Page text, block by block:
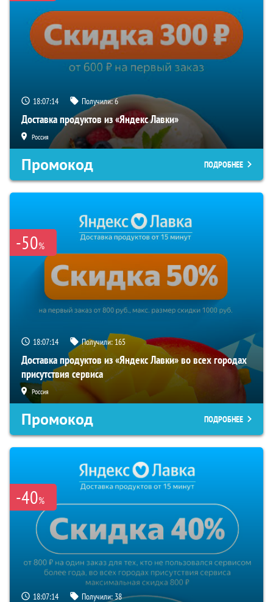
18:07:13 Получили:6
Доставка продуктов из «Яндекс Лавки»
Россия
Промокод ПОДРОБНЕЕ
-50%
18:07:13 Получили: 165
Доставка продуктов из «Яндекс Лавки» во всех городах
присутствия сервиса
Россия
Промокод ПОДРОБНЕЕ
-40%
18:07:13 Получили:38